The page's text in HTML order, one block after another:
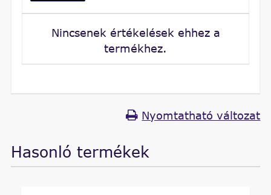
Nincsenek értékelések ehhez a
termékhez.
Nyomtatható változat
Hasonló termékek